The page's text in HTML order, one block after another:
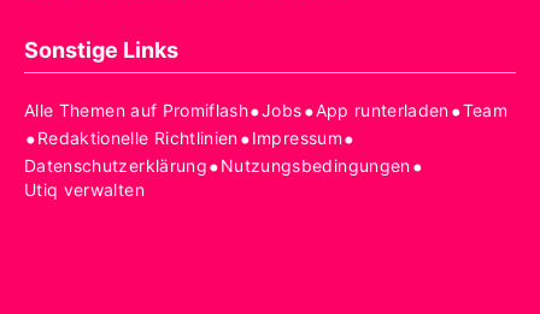
Sonstige Links
Alle Themen auf Promiflash•Jobs•App runterladen•Team
•Redaktionelle Richtlinien•Impressum•
Datenschutzerklärung•Nutzungsbedingungen•
Utiq verwalten